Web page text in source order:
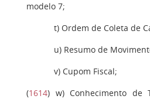
modelo 7;
t) Ordem de Coleta de
u) Resumo de
v) Cupom Fiscal;
(1614) w)Conhecimento de